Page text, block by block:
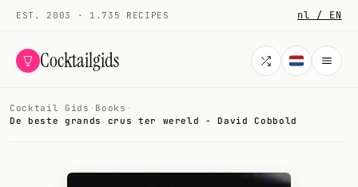
EST. 2003 · 1.735 RECIPES nl / EN
Cocktailgids
Menu
Cocktail Gids · Books ·
De beste grands crus ter wereld - David Cobbold